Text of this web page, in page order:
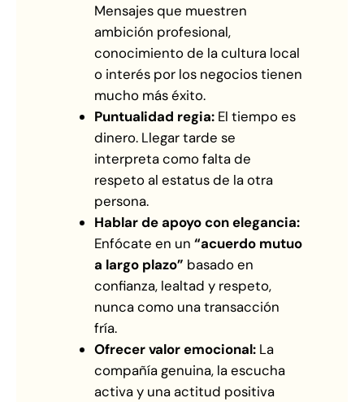
Mensajes que muestren
ambición profesional,
conocimiento de la cultura local
o interés por los negocios tienen
mucho más éxito.
Puntualidad regia:El tiempo es
dinero. Llegar tarde se
interpreta como falta de
respeto al estatus de la otra
persona.
Hablar de apoyo con elegancia:
Enfócate en un “acuerdo mutuo
a largo plazo” basado en
confianza, lealtad y respeto,
nunca como una transacción
fría.
Ofrecer valor emocional:La
compañía genuina, la escucha
activa y una actitud positiva